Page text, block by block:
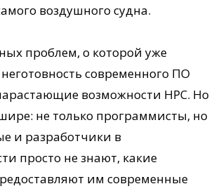
воздушного судна.
проблем, о которой уже
современного ПО
возможности НРС. Но
не только программисты, но
и разработчики в
просто не знают, какие
им современные